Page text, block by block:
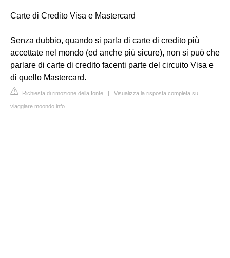
Carte di Credito Visa e Mastercard
Senza dubbio, quando si parla di carte di credito più
accettate nel mondo (ed anche più sicure), non si può che
parlare di carte di credito facenti parte del circuito Visa e
di quello Mastercard.
Richiesta di rimozione della fonte | Visualizza la risposta completa su
viaggiare.moondo.info